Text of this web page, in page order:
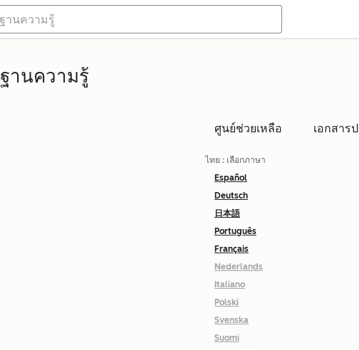
ฐานความรู้
ศูนย์ช่วยเหลือ เอกสาร
ไทย : เลือกภาษา
Español
Deutsch
日本語
Português
Français
Nederlands
Italiano
Polski
Svenska
Suomi